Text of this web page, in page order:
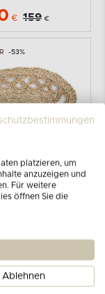
€ 159 €
-53%
-38%
platzieren, um
anzuzeigen und
Für weitere
öffnen Sie die
Ablehnen